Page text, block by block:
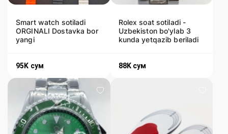
Smart watch sotiladi
ORGINALI Dostavka bor
yangi
95K сум
Rolex soat sotiladi -
Uzbekiston bo'ylab 3
kunda yetqazib beriladi
88K сум